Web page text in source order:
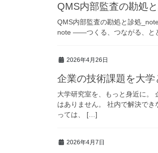
QMS内部監査の勘処
QMS内部監査の勘処と診処
note ――つくる、つながる、と
2026年4月26日
企業の技術課題を大
大学研究室を、もっと身近に。
はありません。 社内で解決で
っては、 […]
2026年4月7日